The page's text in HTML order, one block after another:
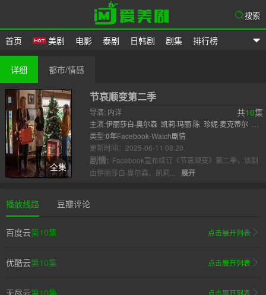
首页 美剧 电影 泰剧 日韩剧 剧集 排行榜
搜索
详细 都市/情感
全集
节哀顺变第二季
共10集
导演: 内详
主演:伊丽莎白·奥尔森 凯莉·玛丽·陈 珍妮·麦克蒂尔
翰·艾德坡 塔拉·霍尔特 琳登·史密斯
类型:0年Facebook-Watch剧情
更新时间：2025-06-11 08:20
剧情: Facebook宣布续订《节哀顺变》第二季，该剧
由伊丽莎白·奥尔森、凯莉...
展开
播放线路 豆瓣评论
百度云第10集 点击展开列表
优酷云第10集 点击展开列表
无尽云第10集 点击展开列表